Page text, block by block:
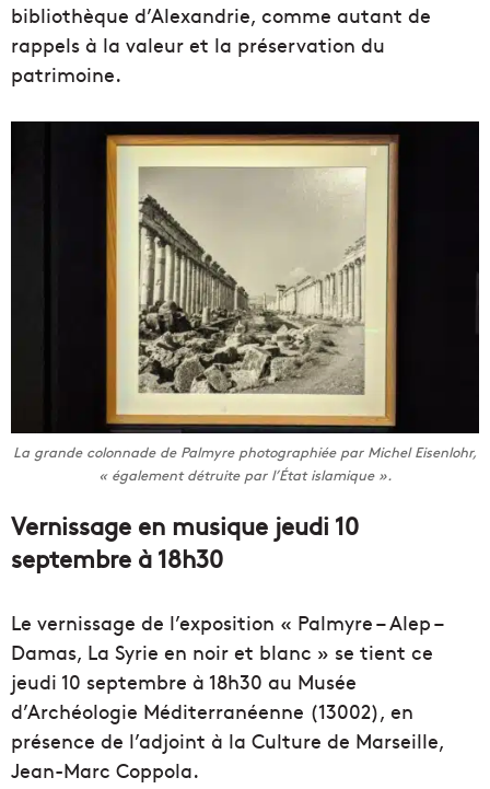
bibliothèque d’Alexandrie, comme autant de
rappels à la valeur et la préservation du
patrimoine.
La grande colonnade de Palmyre photographiée par Michel Eisenlohr,
« également détruite par l’État islamique».
Vernissage en musique jeudi 10
septembre à 18h30
Le vernissage de l’exposition « Palmyre – Alep –
Damas, La Syrie en noir et blanc » se tient ce
jeudi 10 septembre à 18h30 au Musée
d’Archéologie Méditerranéenne (13002), en
présence de l’adjoint à la Culture de Marseille,
Jean-Marc Coppola.